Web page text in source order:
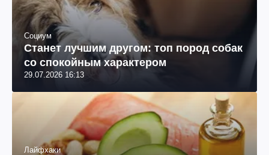
Социум
Станет лучшим другом: топ пород собак
со спокойным характером
29.07.2026 16:13
Лайфхаки